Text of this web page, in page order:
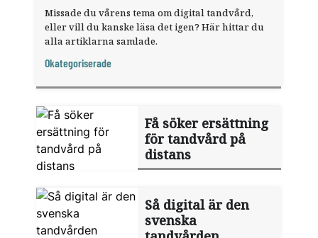
Missade du vårens tema om digital tandvård,
eller vill du kanske läsa det igen? Här hittar du
alla artiklarna samlade.
Okategoriserade
Få söker ersättning
för tandvård på
distans
Så digital är den
svenska